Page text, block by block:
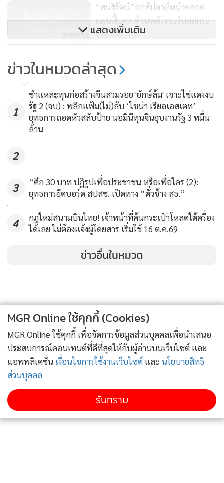
เมื่อตรวจสอบใบอนุญาตประกอบกิจการโรงงานจากฐานข้อมูล
ของกรมโรงงานอุตสาหกรรม ก็พบว่า โรงงานแห่งนี้มีใบอนุญาต
ประกอบกิจการที่ถูกต้อง 2 ใบ คือ โรงงานลำดับที่ 40 ประกอบ
ทั่วไป และโรงงานลำดับที่ 60 ประกอบกิจการ หล่อและหลอม
โลหะ
ส่วนที่อ้างว่าเป็นโรงงานลำดับที่ 106 หรือ โรงงานรีไซเคิล คืน
สภาพกรดหรือด่าง ทำเชื้อเพลิงผสม และล้างภาชนะบรรจุภัณฑ์
ได้ขออนุญาตประกอบกิจการรีไซเคิล และยังไม่มีเครื่องจักร
จากภาพและข้อเท็จจริงที่ปรากฎ ทำให้ผู้เชี่ยวชาญด้านกฎหมาย
สิ่งแวดล้อม และผู้เชี่ยวชาญด้านการกำจัดวัตถุอันตราย ให้ความ
เห็นตรงกันว่า โรงงานแห่งนี้ ไม่สามารถครอบครองวัตถุอันตราย
ประเภทน้ำมันหรือของเหลวที่พบอยู่ในโรงงานได้ เพราะไม่ได้รับ
อนุญาตให้ครอบครองวัตถุอันตราย ซึ่งก็น่าแปลกใจ
แม้อาจจะอ้างว่าเป็นเพียงการนำของมาพักไว้ก็ตาม แต่ในเมื่อไม่
เคยแสดงใบอนุญาตครอบครองวัตถุอันตรายต่อเจ้าหน้าที่ เหตุใด
693
“สนธิรัตน์”ถกสัปดาห์หน้าคลอด
แผนฟื้นศก.ด้านพลังงานรับผลกระ
ทบโควิด-19
2,765
จัดการซากแผงเซลล์แสงอาทิตย์
และแบตเตอรี่ ตามแนวคิดเศรษฐกิจ
หมุนเวียน
แสดงเพิ่มเติม
ข่าวในหมวดล่าสุด
1
ชำแหละทุนก่อสร้างจีนสวมรอย 'ยักษ์ล้ม' เจาะไข่แดงงบ
รัฐ 2 (จบ) : พลิกแฟ้ม(ไม่)ลับ ‘ไชน่า เรียลเอสเตท’
ยุทธการถอดหัวสลับป้าย นอมินีทุนจีนฮุบงานรัฐ 3 หมื่น
ล้าน
2
3
“ศึก 30 บาท ปฏิรูปเพื่อประชาชน หรือเพื่อใคร (2):
ยุทธการยึดบอร์ด สปสช. เปิดทาง “ตั๋วช้าง สธ.”
4
กฎใหม่สนามบินไทย! เจ้าหน้าที่ค้นกระเป๋าโหลดใต้ครื่อง
ได้เลย ไม่ต้องแจ้งผู้โดยสาร เริ่มใช้ 16 ต.ค.69
ข่าวอื่นในหมวด
MGR Online ใช้คุกกี้ (Cookies)
MGR Online ใช้คุกกี้ เพื่อจัดการข้อมูลส่วนบุคคลเพื่อนำเสนอ
ประสบการณ์คอนเทนต์ที่ดีที่สุดให้กับผู้อ่านบนเว็บไซต์ และ
แอพพลิเคชั่น เงื่อนไขการใช้งานเว็บไซต์ และ นโยบายสิทธิ
ส่วนบุคคล
รับทราบ